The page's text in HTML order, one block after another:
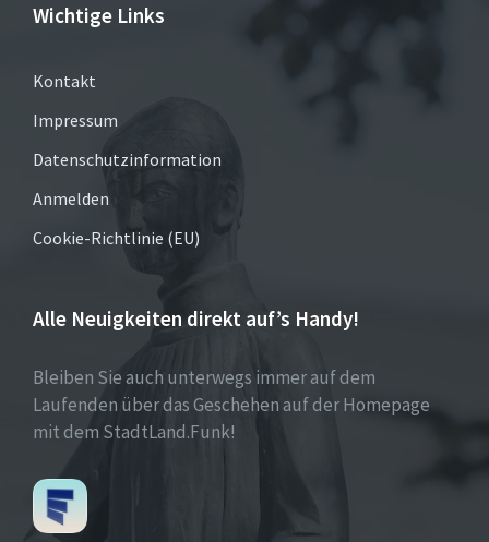
Wichtige Links
Kontakt
Impressum
Datenschutzinformation
Anmelden
Cookie-Richtlinie (EU)
Alle Neuigkeiten direkt auf’s Handy!
Bleiben Sie auch unterwegs immer auf dem
Laufenden über das Geschehen auf der Homepage
mit dem StadtLand.Funk!